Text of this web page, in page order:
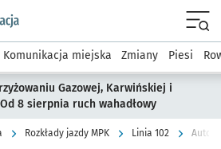
podserwis: Komunikacja
Komunikacja miejska Zmiany Piesi
Gazowej, Karwińskiej i
8 sierpnia ruch wahadłowy
Rozkłady jazdy MPK Linia 102